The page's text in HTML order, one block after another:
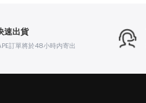
速出貨
訂單將於48小時内寄出